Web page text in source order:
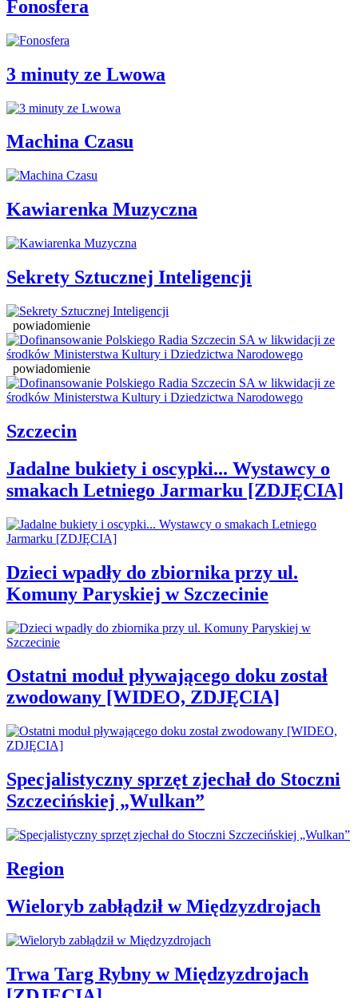
Fonosfera
3 minuty ze Lwowa
Machina Czasu
Kawiarenka Muzyczna
Sekrety Sztucznej Inteligencji
powiadomienie
powiadomienie
Szczecin
Jadalne bukiety i oscypki... Wystawcy o
smakach Letniego Jarmarku [ZDJĘCIA]
Dzieci wpadły do zbiornika przy ul.
Komuny Paryskiej w Szczecinie
Ostatni moduł pływającego doku został
zwodowany [WIDEO, ZDJĘCIA]
Specjalistyczny sprzęt zjechał do Stoczni
Szczecińskiej „Wulkan”
Region
Wieloryb zabłądził w Międzyzdrojach
Trwa Targ Rybny w Międzyzdrojach